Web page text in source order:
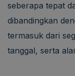
seberapa tepat
dibandingkan
termasuk dari
tanggal, serta